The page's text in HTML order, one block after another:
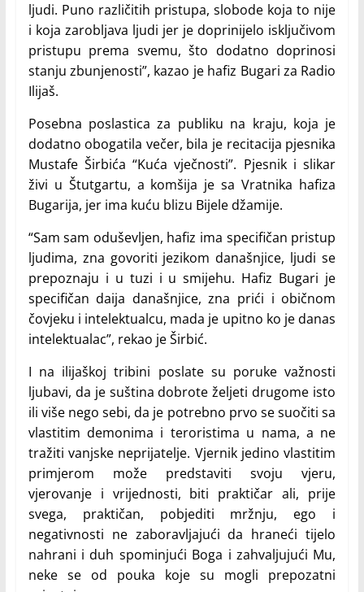
ljudi. Puno različitih pristupa, slobode koja to nije
i koja zarobljava ljudi jer je doprinijelo isključivom
pristupu prema svemu, što dodatno doprinosi
stanju zbunjenosti”, kazao je hafiz Bugari za Radio
Ilijaš.
Posebna poslastica za publiku na kraju, koja je
dodatno obogatila večer, bila je recitacija pjesnika
Mustafe Širbića “Kuća vječnosti”. Pjesnik i slikar
živi u Štutgartu, a komšija je sa Vratnika hafiza
Bugarija, jer ima kuću blizu Bijele džamije.
“Sam sam oduševljen, hafiz ima specifičan pristup
ljudima, zna govoriti jezikom današnjice, ljudi se
prepoznaju i u tuzi i u smijehu. Hafiz Bugari je
specifičan daija današnjice, zna prići i običnom
čovjeku i intelektualcu, mada je upitno ko je danas
intelektualac”, rekao je Širbić.
I na ilijaškoj tribini poslate su poruke važnosti
ljubavi, da je suština dobrote željeti drugome isto
ili više nego sebi, da je potrebno prvo se suočiti sa
vlastitim demonima i teroristima u nama, a ne
tražiti vanjske neprijatelje. Vjernik jedino vlastitim
primjerom može predstaviti svoju vjeru,
vjerovanje i vrijednosti, biti praktičar ali, prije
svega, praktičan, pobjediti mržnju, ego i
negativnosti ne zaboravljajući da hraneći tijelo
nahrani i duh spominjući Boga i zahvaljujući Mu,
neke se od pouka koje su mogli prepozatni